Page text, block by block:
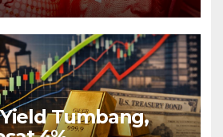
Tumbang,